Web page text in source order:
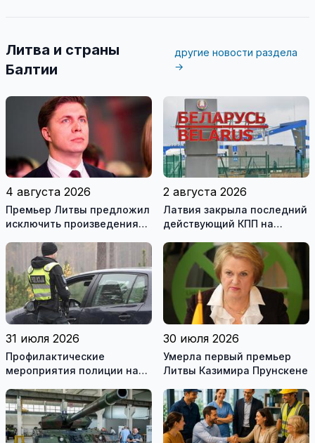
Литва и страны
Балтии
другие новости раздела
→
4 августа 2026
Премьер Литвы предложил
исключить произведения
рекомендуемой
литературы
2 августа 2026
Латвия закрыла последний
действующий КПП на
31 июля 2026
Профилактические
мероприятия полиции на
30 июля 2026
Умерла первый премьер
Литвы Казимира Прунскене